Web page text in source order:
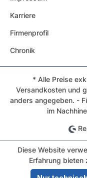
Karriere
Firmenprofil
Chronik
* Alle Preise
Versandkosten und
anders angegeben. -
im
Diese Website
Erfahrung bieten